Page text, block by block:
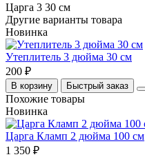
Царга 3 30 см
Другие варианты товара
Новинка
Утеплитель 3 дюйма 30 см
200 ₽
В корзину Быстрый заказ
Похожие товары
Новинка
Царга Кламп 2 дюйма 100 см
1 350 ₽